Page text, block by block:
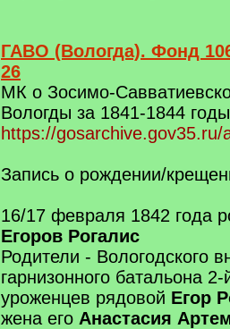
ГАВО (Вологда). Фонд
26
МК о Зосимо-
Вологды за 1841-1844 годы
https://
Запись о рождении/
16/17 февраля 1842 года
Егоров Рогалис
Родители - Вологодского
гарнизонного батальона
уроженцев рядовой Егор
жена его Анастасия